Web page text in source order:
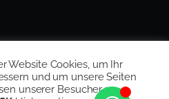
Website Cookies, um Ihr
und um unsere Seiten
unserer Besucher zu